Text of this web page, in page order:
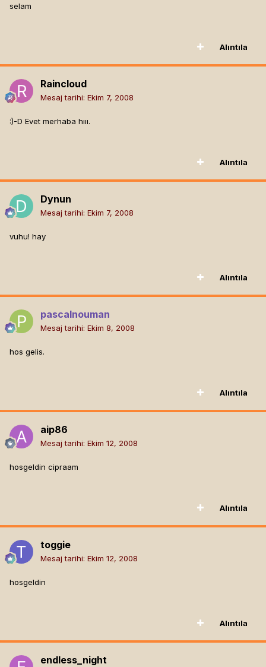
selam
Alıntıla
Raincloud
Mesaj tarihi: Ekim 7, 2008
:)-D Evet merhaba hııı.
Alıntıla
Dynun
Mesaj tarihi: Ekim 7, 2008
vuhu! hay
Alıntıla
pascalnouman
Mesaj tarihi: Ekim 8, 2008
hos gelis.
Alıntıla
aip86
Mesaj tarihi: Ekim 12, 2008
hosgeldin cipraam
Alıntıla
toggie
Mesaj tarihi: Ekim 12, 2008
hosgeldin
Alıntıla
endless_night